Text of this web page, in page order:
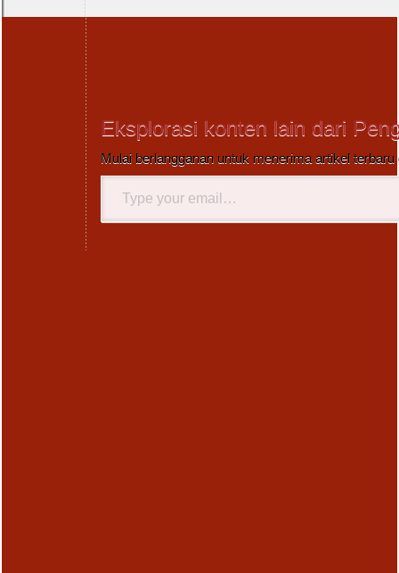
Eksplorasi konten lain dari
Mulai berlangganan untuk menerima artikel terbaru